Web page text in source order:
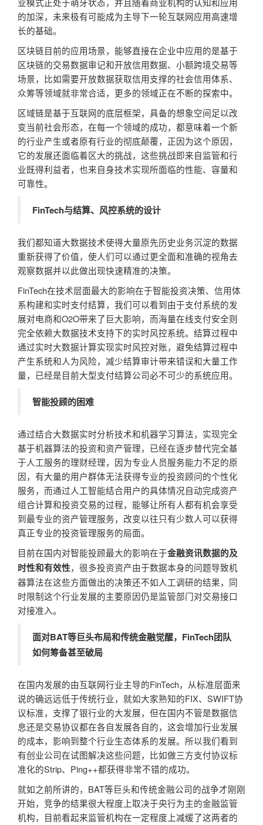
的加深，未来极有可能成为主导下一轮互联网应用高速增
长的基础。
区块链目前的应用场景，能够直接在企业中应用的是基于
区块链的交易数据审记和开放信用数据、小额跨境交易等
场景，比如需要开放数据获取信用支撑的社会信用体系、
众筹等领域就非常合适，更多的领域正在不断的探索中。
区域链是基于互联网的底层框架，具备的想象空间足以改
变当前社会形态，在每一个领域的成功，都意味着一个新
的行业产生或者原有行业的彻底颠覆，正因为这个原因，
它的发展还面临着区大的挑战，这些挑战即来自监管和行
业既得利益者，也来自身技术实现所面临的性能、容量和
可靠性。
FinTech与结算、风控系统的设计
我们都知道大数据技术使得大量原先历史业务沉淀的数据
重新获得了价值，使人们可以通过更全面和准确的视角去
观察数据并以此做出现快速精准的决策。
FinTech在技术层面最大的影响在于智能投资决策、信用体
系构建和实时支付结算，我们可以看到由于支付系统的发
展对电商和O2O带来了巨大影响，而海量在线支付安全则
完全依赖大数据技术支持下的实时风控系统。结算过程中
通过实时大数据计算实现实时风控对账，避免结算过程中
产生系统和人为风险，减少结算审计带来错误和大量工作
量，已经是目前大型支付结算公司必不可少的系统应用。
智能投顾的困难
通过结合大数据实时分析技术和机器学习算法，实现完全
基于机器算法的投资和资产管理，已经在逐步替代完全基
于人工服务的理财经理，因为专业人员服务能力不足的原
因，有大量的用户群体无法获得专业的投资顾问的个性化
服务，而通过人工智能结合用户的具体情况自动完成资产
组合计算和投资交易的过程，能够让所有人都有机会享受
到最专业的资产管理服务，改变以往只有少数人可以获得
真正专业的投资管理服务的局面。
目前在国内对智能投顾最大的影响在于金融资讯数据的及
时性和有效性，很多投资资产由于数据本身的问题导致机
器算法在这些方面做出的决策还不如人工调研的结果，同
时限制这个行业发展的主要原因仍是监管部门对交易接口
对接准入。
面对BAT等巨头布局和传统金融觉醒，FinTech团队
如何筹备甚至破局
在国内发展的由互联网行业主导的FinTech，从标准层面来
说的确远远低于传统行业，就如大家熟知的FIX、SWIFT协
议标准，支撑了银行业的大发展，但在国内不管是数据信
息还是交易协议都在各自发展各自的，这会增加行业发展
的成本，影响到整个行业生态体系的发展。所以我们看到
有创业公司在试图解决这些问题，比如做三方支付协议标
准化的Strip、Ping++都获得非常不错的成功。
就如之前所讲的，BAT等巨头和传统金融公司的战争才刚刚
开始，竞争的结果很大程度上取决于央行为主的金融监管
机构，目前看起来监管机构在一定程度上减缓了这两者的